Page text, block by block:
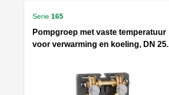
Serie 165
Pompgroep met vaste temperatuur
voor verwarming en koeling, DN 25.